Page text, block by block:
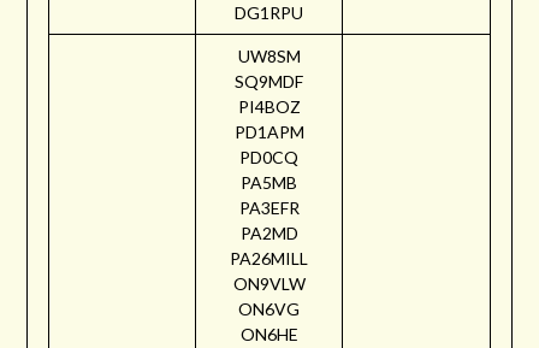
DG1RPU
UW8SM
SQ9MDF
PI4BOZ
PD1APM
PD0CQ
PA5MB
PA3EFR
PA2MD
PA26MILL
ON9VLW
ON6VG
ON6HE